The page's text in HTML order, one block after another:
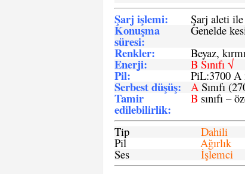
Şarj işlemi: Şarj aleti
Konuşma
süresi:
Genelde
Renkler: Beyaz,
Enerji: B Sınıfı √
Pil: PiL:3700
Serbest düşüş: ASınıfı
Tamir
edilebilirlik:
B sınıfı –
Tip Dahili
Pil Ağırlık
Ses İşlemci